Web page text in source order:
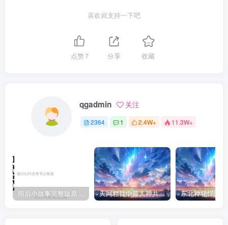
喜欢就支持一下吧
点赞7 分享 收藏
qgadmin 关注
2364 1 2.4W+ 11.3W+
雨后小故事完整版原片动态图（图+文字解说版） 天网栏目中最人神共愤的一期《消失的夫妻》